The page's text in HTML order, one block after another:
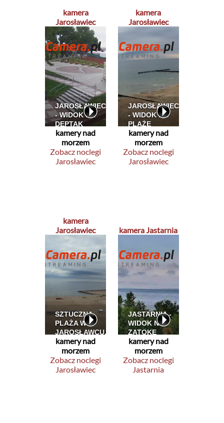
kamera
Jarosławiec
kamery nad
morzem
Zobacz noclegi
Jarosławiec
kamera
Jarosławiec
kamery nad
morzem
Zobacz noclegi
Jarosławiec
kamera
Jarosławiec
kamery nad
morzem
Zobacz noclegi
Jarosławiec
kamera Jastarnia
kamery nad
morzem
Zobacz noclegi
Jastarnia